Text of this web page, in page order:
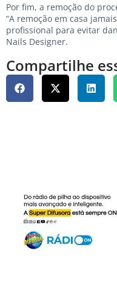
Por fim, a remoção do
“A remoção em casa
profissional para evitar
Nails Designer.
Compartilhe